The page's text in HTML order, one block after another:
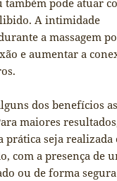
A intimidade
a massagem
e aumentar a
dos benefícios
maiores
prática seja realizada
com a presença de
ou de forma